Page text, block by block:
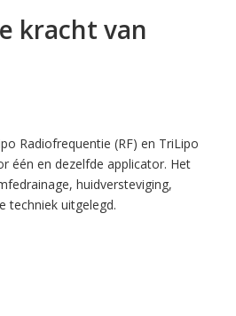
kracht van
Radiofrequentie (RF) en TriLipo
één en dezelfde applicator. Het
huidversteviging,
techniek uitgelegd.